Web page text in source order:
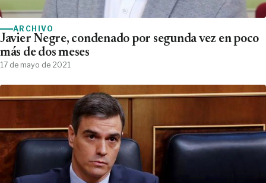
ARCHIVO
Javier Negre, condenado por segunda vez en poco
más de dos meses
17 de mayo de 2021